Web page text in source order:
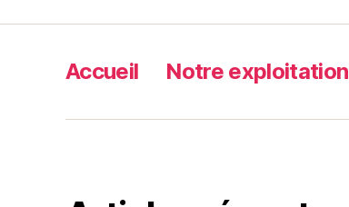
Accueil Notre exploitation